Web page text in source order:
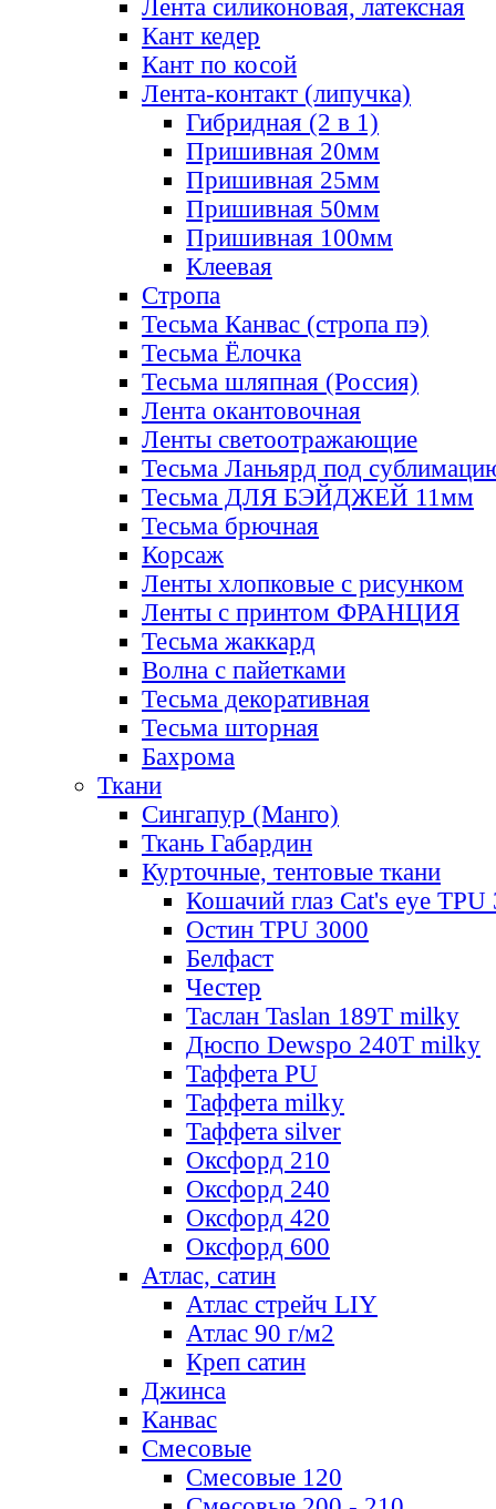
Лента силиконовая, латексная
Кант кедер
Кант по косой
Лента-контакт (липучка)
Гибридная (2 в 1)
Пришивная 20мм
Пришивная 25мм
Пришивная 50мм
Пришивная 100мм
Клеевая
Стропа
Тесьма Канвас (стропа пэ)
Тесьма Ёлочка
Тесьма шляпная (Россия)
Лента окантовочная
Ленты светоотражающие
Тесьма Ланьярд под
Тесьма ДЛЯ БЭЙДЖЕЙ 11мм
Тесьма брючная
Корсаж
Ленты хлопковые с рисунком
Ленты с принтом ФРАНЦИЯ
Тесьма жаккард
Волна с пайетками
Тесьма декоративная
Тесьма шторная
Бахрома
Ткани
Сингапур (Манго)
Ткань Габардин
Курточные, тентовые ткани
Кошачий глаз Cat's eye TPU
Остин TPU 3000
Белфаст
Честер
Таслан Taslan 189T milky
Дюспо Dewspo 240T milky
Таффета PU
Таффета milky
Таффета silver
Оксфорд 210
Оксфорд 240
Оксфорд 420
Оксфорд 600
Атлас, сатин
Атлас стрейч LIY
Атлас 90 г/м2
Креп сатин
Джинса
Канвас
Смесовые
Смесовые 120